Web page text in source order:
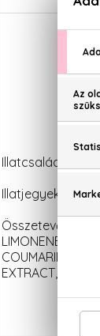
Illatcsalád:
Illatjegyek:
Összetevők:
LIMONENE,
COUMARIN,
EXTRACT,